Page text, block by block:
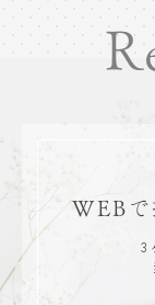
WEB
3